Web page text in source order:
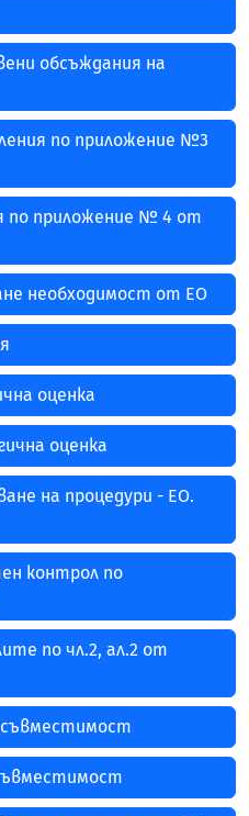
обсъждания на
по приложение №3
по приложение № 4 от
необходимост от ЕО
оценка
оценка
на процедури - ЕО.
контрол по
по чл.2, ал.2 от
съвместимост